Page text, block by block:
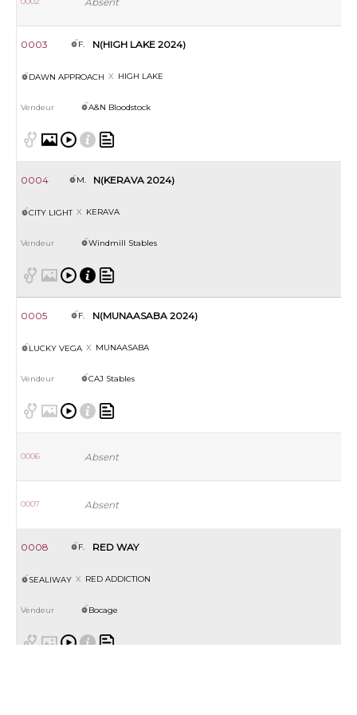
0003 F. N(HIGH LAKE 2024)
DAWN APPROACH HIGH LAKE
A&N Bloodstock
0004 M. N(KERAVA 2024)
CITY LIGHT KERAVA
Windmill Stables
0005 F. N(MUNAASABA 2024)
LUCKY VEGA MUNAASABA
CAJ Stables
0006 Absent
0007 Absent
0008 F. RED WAY
SEALIWAY RED ADDICTION
Bocage